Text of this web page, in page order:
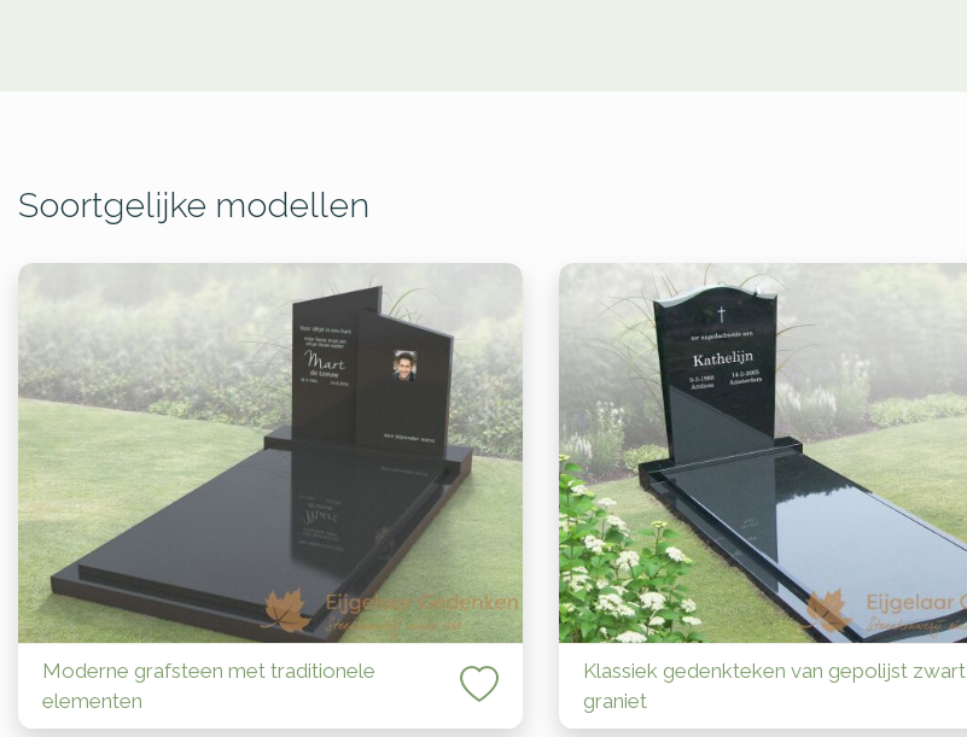
Soortgelijke modellen
Moderne grafsteen met traditionele
elementen
Klassiek gedenkteken van gepolijst zwart
graniet